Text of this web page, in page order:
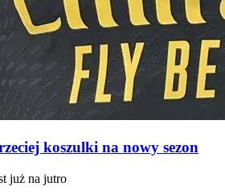
koszulki na nowy sezon
już na jutro